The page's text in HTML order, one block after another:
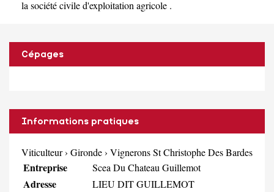
la société civile d'exploitation agricole .
Cépages
Informations pratiques
Viticulteur› Gironde› Vignerons St Christophe Des Bardes
Entreprise Scea Du Chateau Guillemot
Adresse LIEU DIT GUILLEMOT